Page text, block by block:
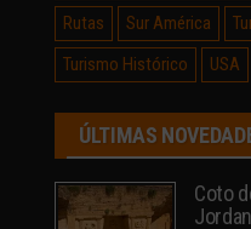
Rutas
Sur América
Turismo Histórico
USA
ÚLTIMAS
Coto